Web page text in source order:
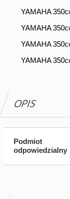
YAMAHA
YAMAHA
YAMAHA
YAMAHA
OPIS
Podmiot
odpowiedzialny